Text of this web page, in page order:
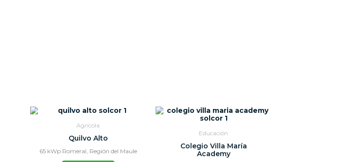
Agrícola
Quilvo Alto
65 kWp Romeral, Región del Maule
Educación
Colegio Villa María
Academy